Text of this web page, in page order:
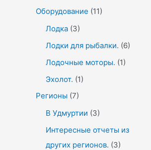
Оборудование (11)
Лодка (3)
Лодки для рыбалки. (6)
Лодочные моторы. (1)
Эхолот. (1)
Регионы (7)
В Удмуртии (3)
Интересные отчеты из
других регионов. (3)